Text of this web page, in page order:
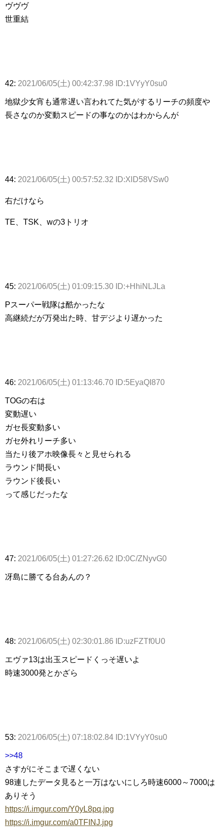
ヴヴヴ
世重結
42: 2021/06/05(土) 00:42:37.98 ID:1VYyY0su0
地獄少女宵も通常遅い言われてた気がするリーチの頻度や
長さなのか変動スピードの事なのかはわからんが
44: 2021/06/05(土) 00:57:52.32 ID:XlD58VSw0
右だけなら
TE、TSK、wの3トリオ
45: 2021/06/05(土) 01:09:15.30 ID:+HhiNLJLa
Pスーパー戦隊は酷かったな
高継続だが万発出た時、甘デジより遅かった
46: 2021/06/05(土) 01:13:46.70 ID:5EyaQI870
TOGの右は
変動遅い
ガセ長変動多い
ガセ外れリーチ多い
当たり後アホ映像長々と見せられる
ラウンド間長い
ラウンド後長い
って感じだったな
47: 2021/06/05(土) 01:27:26.62 ID:0C/ZNyvG0
冴島に勝てる台あんの？
48: 2021/06/05(土) 02:30:01.86 ID:uzFZTf0U0
エヴァ13は出玉スピードくっそ遅いよ
時速3000発とかざら
53: 2021/06/05(土) 07:18:02.84 ID:1VYyY0su0
>>48
さすがにそこまで遅くない
98連したデータ見ると一万はないにしろ時速6000～7000は
ありそう
https://i.imgur.com/Y0yL8pq.jpg
https://i.imgur.com/a0TFINJ.jpg